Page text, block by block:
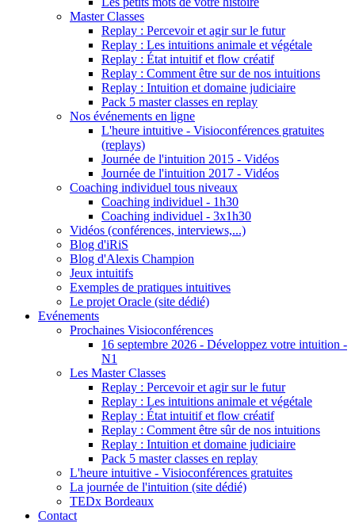
Master Classes
Replay : Percevoir et agir sur le futur
Replay : Les intuitions animale et végétale
Replay : État intuitif et flow créatif
Replay : Comment être sur de nos intuitions
Replay : Intuition et domaine judiciaire
Pack 5 master classes en replay
Nos événements en ligne
L'heure intuitive - Visioconférences gratuites
(replays)
Journée de l'intuition 2015 - Vidéos
Journée de l'intuition 2017 - Vidéos
Coaching individuel tous niveaux
Coaching individuel - 1h30
Coaching individuel - 3x1h30
Vidéos (conférences, interviews,...)
Blog d'iRiS
Blog d'Alexis Champion
Jeux intuitifs
Exemples de pratiques intuitives
Le projet Oracle (site dédié)
Evénements
Prochaines Visioconférences
16 septembre 2026 - Développez votre intuition -
N1
Les Master Classes
Replay : Percevoir et agir sur le futur
Replay : Les intuitions animale et végétale
Replay : État intuitif et flow créatif
Replay : Comment être sûr de nos intuitions
Replay : Intuition et domaine judiciaire
Pack 5 master classes en replay
L'heure intuitive - Visioconférences gratuites
La journée de l'intuition (site dédié)
TEDx Bordeaux
Contact